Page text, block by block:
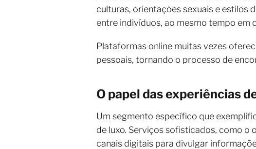
culturas, orientações sexuais e estilos
entre indivíduos, ao mesmo tempo em
Plataformas online muitas vezes
pessoais, tornando o processo de
O papel das experiências
Um segmento específico que
de luxo. Serviços sofisticados, como o
canais digitais para divulgar